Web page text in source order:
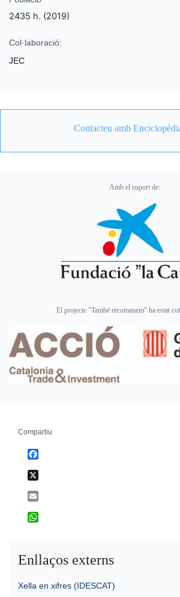
2435 h. (2019)
Col·laboració:
JEC
Contacteu amb
Amb el suport de:
El projecte "També recomanem" ha estat
Compartiu
Enllaços externs
Xella en xifres (IDESCAT)